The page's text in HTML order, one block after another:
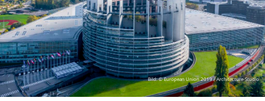
Bild: © European Union 2019 / Architecture-Studio